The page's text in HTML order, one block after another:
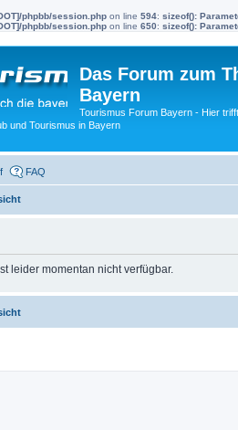
phpbb/session.php on line 594: sizeof():
phpbb/session.php on line 650: sizeof():
Das Forum zum
Bayern
Tourismus Forum Bayern - Hier
und Tourismus in Bayern
FAQ
leider momentan nicht verfügbar.